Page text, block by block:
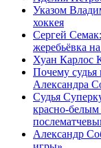
Указом
хоккея
Сергей
жеребьёвка
Хуан Карлос
Почему судья
Александра
Судья
красно-белым
Александр